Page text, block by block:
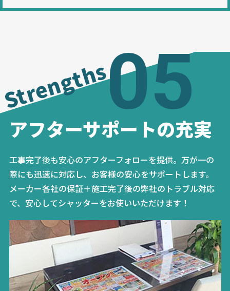
Strengths05
アフターサポートの充実
工事完了後も安心のアフターフォローを提供。万が一の
際にも迅速に対応し、お客様の安心をサポートします。
メーカー各社の保証＋施工完了後の弊社のトラブル対応
で、安心してシャッターをお使いいただけます！